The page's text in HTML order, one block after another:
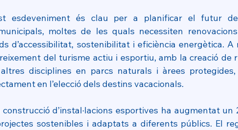
esdeveniment és clau per a planificar el futur
moltes de les quals necessiten
d’accessibilitat, sostenibilitat i eficiència energètica. A
del turisme actiu i esportiu, amb la creació de
disciplines en parcs naturals i àrees
en l’elecció dels destins vacacionals.
d’instal·lacions esportives ha augmentat un
sostenibles i adaptats a diferents públics. El